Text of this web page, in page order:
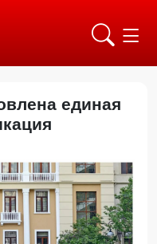
​​единая